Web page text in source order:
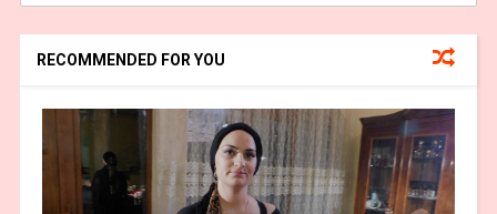
RECOMMENDED FOR YOU